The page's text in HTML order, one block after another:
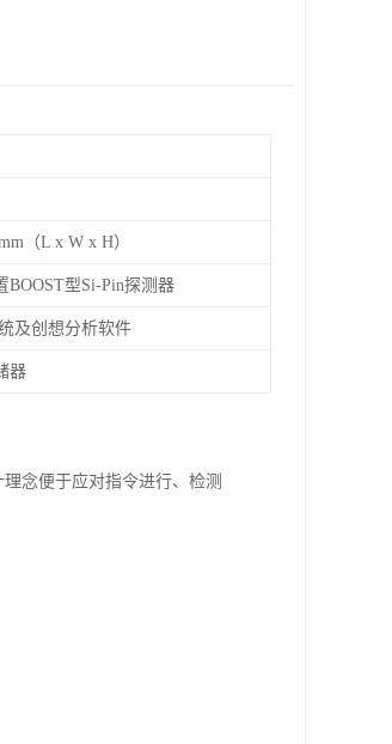
（L x W x H）
BOOST型Si-Pin探测器
及创想分析软件
器
念便于应对指令进行、检测